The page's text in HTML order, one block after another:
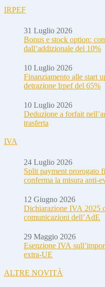
IRPEF
31 Luglio 2026
Bonus e stock option:
dall’addizionale del 10%
10 Luglio 2026
Finanziamento alle start
detrazione Irpef del 65%
10 Luglio 2026
Deduzione a forfait
trasferta
IVA
24 Luglio 2026
Split payment prorogato
conferma la misura anti-
12 Giugno 2026
Dichiarazione IVA 2025
comunicazioni dell’AdE
29 Maggio 2026
Esenzione IVA
extra-UE
ALTRE NOVITÀ